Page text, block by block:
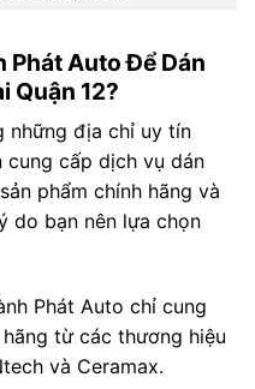
Phát Auto Để Dán
Quận 12?
những địa chỉ uy tín
cung cấp dịch vụ dán
phẩm chính hãng và
do bạn nên lựa chọn
Phát Auto chỉ cung
từ các thương hiệu
và Ceramax.